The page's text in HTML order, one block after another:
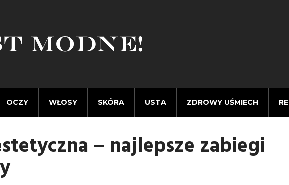
OCZY WŁOSY SKÓRA USTA ZDROWY UŚMIECH
– najlepsze zabiegi